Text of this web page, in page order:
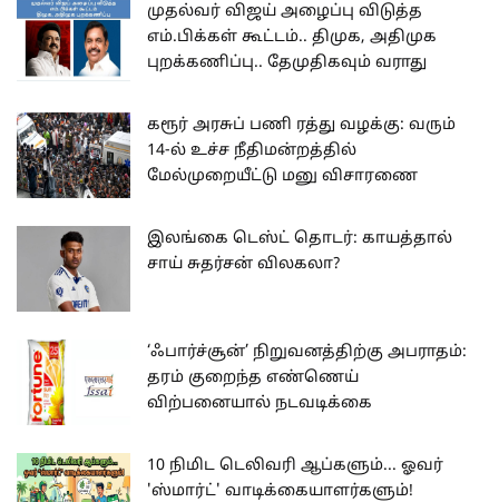
முதல்வர் விஜய் அழைப்பு விடுத்த
எம்.பிக்கள் கூட்டம்.. திமுக, அதிமுக
புறக்கணிப்பு.. தேமுதிகவும் வராது
கரூர் அரசுப் பணி ரத்து வழக்கு: வரும்
14-ல் உச்ச நீதிமன்றத்தில்
மேல்முறையீட்டு மனு விசாரணை
இலங்கை டெஸ்ட் தொடர்: காயத்தால்
சாய் சுதர்சன் விலகலா?
‘ஃபார்ச்சூன்’ நிறுவனத்திற்கு அபராதம்:
தரம் குறைந்த எண்ணெய்
விற்பனையால் நடவடிக்கை
10 நிமிட டெலிவரி ஆப்களும்... ஓவர்
'ஸ்மார்ட்' வாடிக்கையாளர்களும்!